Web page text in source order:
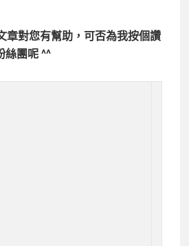
章對您有幫助，可否為我按個讚
絲團呢 ^^